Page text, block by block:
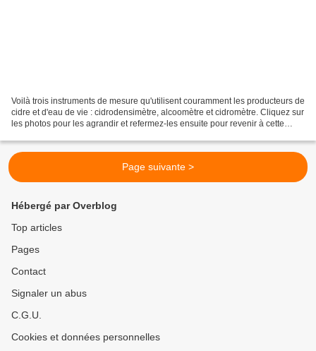
Voilà trois instruments de mesure qu'utilisent couramment les producteurs de
cidre et d'eau de vie : cidrodensimètre, alcoomètre et cidromètre. Cliquez sur
les photos pour les agrandir et refermez-les ensuite pour revenir à cette
Page suivante >
Hébergé par Overblog
Top articles
Pages
Contact
Signaler un abus
C.G.U.
Cookies et données personnelles